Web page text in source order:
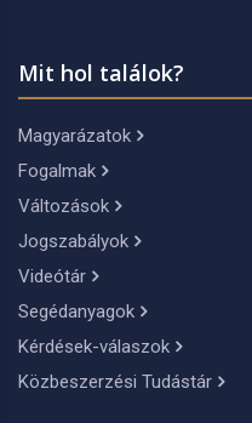
Mit hol találok?
Magyarázatok
Fogalmak
Változások
Jogszabályok
Videótár
Segédanyagok
Kérdések-válaszok
Közbeszerzési Tudástár